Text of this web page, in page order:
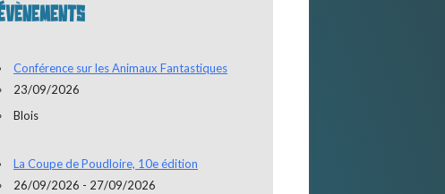
ÉVÈNEMENTS
Conférence sur les Animaux Fantastiques
23/09/2026
Blois
La Coupe de Poudloire, 10e édition
26/09/2026 - 27/09/2026